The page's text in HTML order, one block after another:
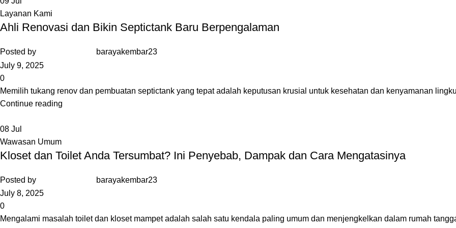
Layanan Kami
Ahli Renovasi dan Bikin Septictank Baru Berpengalaman
Posted by
barayakembar23
July 9, 2025
0
Memilih tukang renov dan pembuatan septictank yang tepat adalah keputusan krusial untuk kesehatan dan kenyamanan
Continue reading
08 Jul
Wawasan Umum
Kloset dan Toilet Anda Tersumbat? Ini Penyebab, Dampak dan Cara Mengatasinya
Posted by
barayakembar23
July 8, 2025
0
Mengalami masalah toilet dan kloset mampet adalah salah satu kendala paling umum dan menjengkelkan dalam rumah